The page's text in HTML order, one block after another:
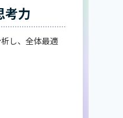
考力
し、全体最適